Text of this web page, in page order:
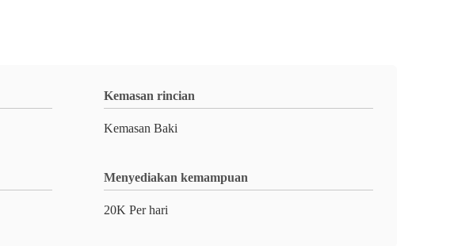
Kemasan rincian
Kemasan Baki
Menyediakan kemampuan
20K Per hari